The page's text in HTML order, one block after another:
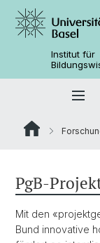
Institut für
PgB-
Mit den
Bund innovative